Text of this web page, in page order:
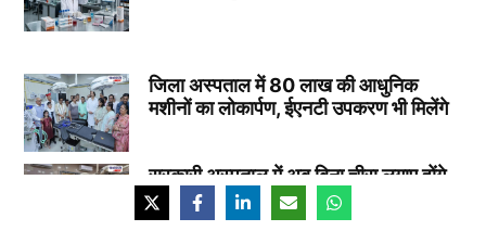
जिला अस्पताल में 80 लाख की आधुनिक
मशीनों का लोकार्पण, ईएनटी उपकरण भी मिलेंगे
सरकारी अस्पताल में अब बिना चीरा लगाए होंगे
जटिल ऑपरेशन, 80 लाख की अत्याधुनिक
मशीनें स्थापित